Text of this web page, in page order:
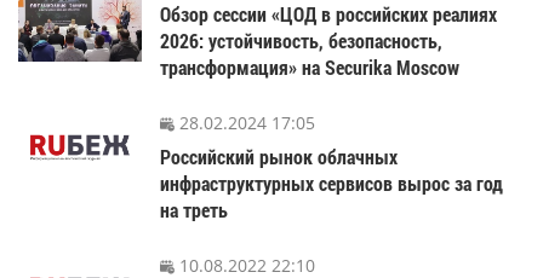
Обзор сессии «ЦОД в российских реалиях
2026: устойчивость, безопасность,
трансформация» на Securika Moscow
28.02.2024 17:05
Российский рынок облачных
инфраструктурных сервисов вырос за год
на треть
10.08.2022 22:10